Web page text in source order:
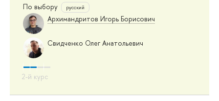
Архимандритов Игорь Борисович
Свидченко Олег Анатольевич
По выбору русский